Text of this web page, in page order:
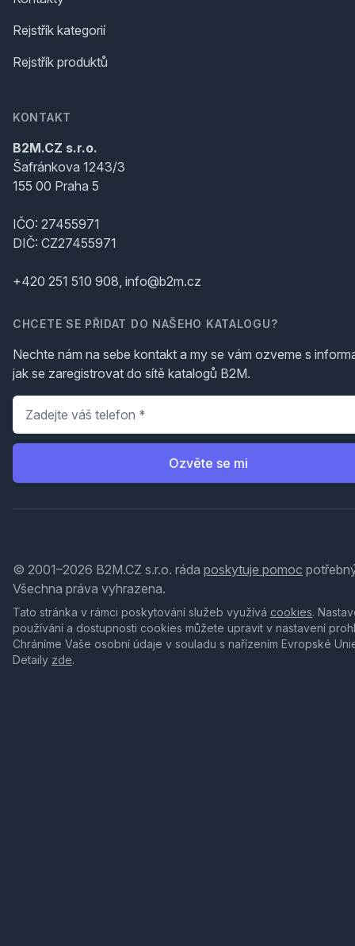
Rejstřík kategorií
Rejstřík produktů
KONTAKT
B2M.CZ s.r.o.
Šafránkova 1243/3
155 00 Praha 5
IČO: 27455971
DIČ: CZ27455971
+420 251 510 908, info@b2m.cz
CHCETE SE PŘIDAT DO NAŠEHO KATALOGU?
Nechte nám na sebe kontakt a my se vám ozveme s
jak se zaregistrovat do sítě katalogů B2M.
Telefon
Ozvěte se mi
© 2001–2026 B2M.CZ s.r.o. ráda poskytuje pomoc
Všechna práva vyhrazena.
Tato stránka v rámci poskytování služeb využívá cookies.
používání a dostupnosti cookies můžete upravit v nastavení
Chráníme Vaše osobní údaje v souladu s nařízením Evropské
Detaily zde.